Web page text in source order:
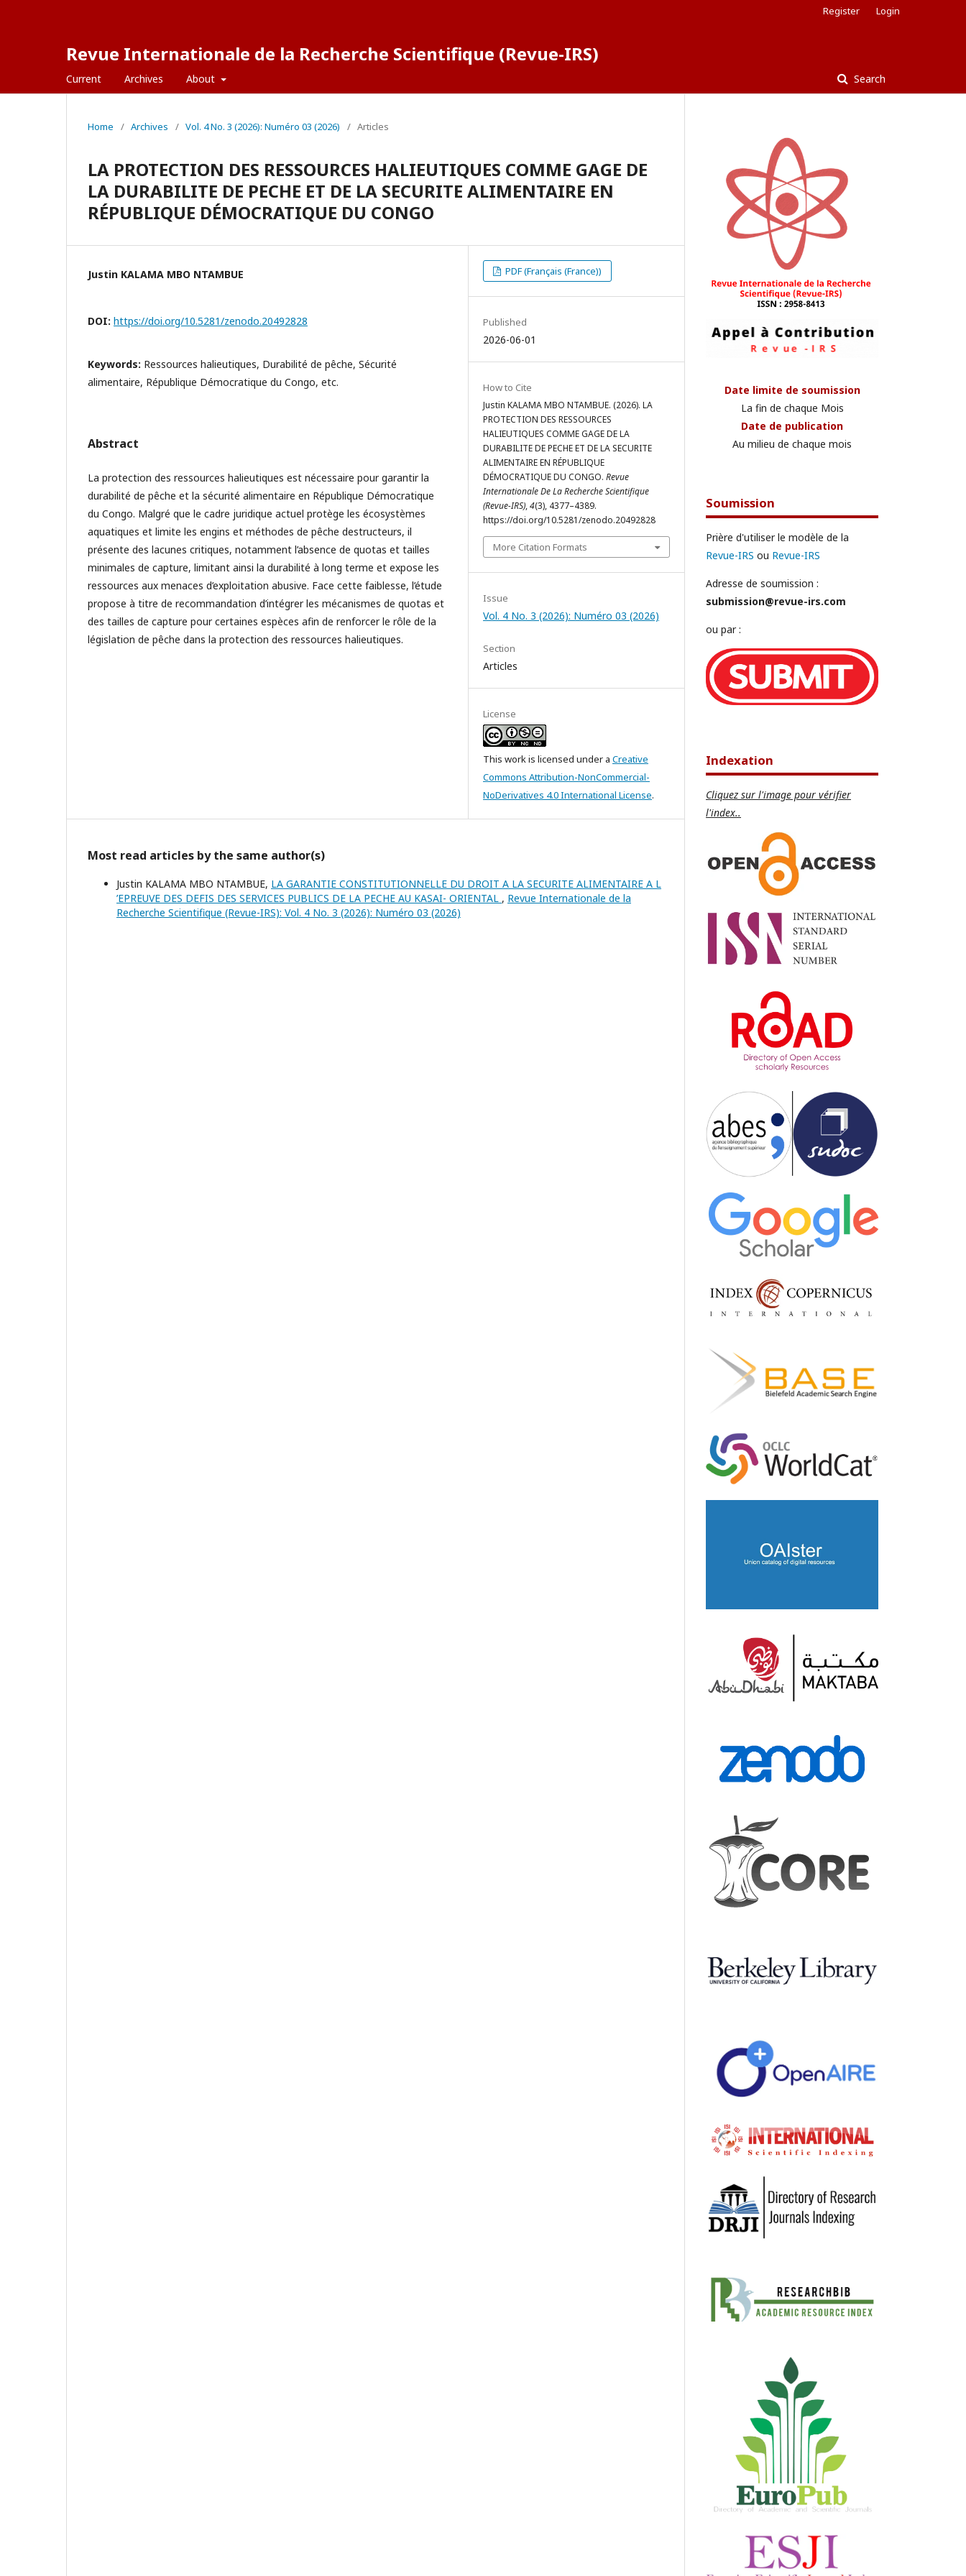
Revue Internationale de la Recherche Scientifique (Revue-IRS)
Current Archives About Search
Register Login
Home / Archives / Vol. 4 No. 3 (2026): Numéro 03 (2026) / Articles
LA PROTECTION DES RESSOURCES HALIEUTIQUES COMME GAGE DE
LA DURABILITE DE PECHE ET DE LA SECURITE ALIMENTAIRE EN
RÉPUBLIQUE DÉMOCRATIQUE DU CONGO
Justin KALAMA MBO NTAMBUE
DOI: https://doi.org/10.5281/zenodo.20492828
Keywords: Ressources halieutiques, Durabilité de pêche, Sécurité
alimentaire, République Démocratique du Congo, etc.
Abstract
La protection des ressources halieutiques est nécessaire pour garantir la
durabilité de pêche et la sécurité alimentaire en République Démocratique
du Congo. Malgré que le cadre juridique actuel protège les écosystèmes
aquatiques et limite les engins et méthodes de pêche destructeurs, il
présente des lacunes critiques, notamment l’absence de quotas et tailles
minimales de capture, limitant ainsi la durabilité à long terme et expose les
ressources aux menaces d’exploitation abusive. Face cette faiblesse, l’étude
propose à titre de recommandation d’intégrer les mécanismes de quotas et
des tailles de capture pour certaines espèces afin de renforcer le rôle de la
législation de pêche dans la protection des ressources halieutiques.
PDF (Français (France))
Published
2026-06-01
How to Cite
Justin KALAMA MBO NTAMBUE. (2026). LA
PROTECTION DES RESSOURCES
HALIEUTIQUES COMME GAGE DE LA
DURABILITE DE PECHE ET DE LA SECURITE
ALIMENTAIRE EN RÉPUBLIQUE
DÉMOCRATIQUE DU CONGO. Revue
Internationale De La Recherche Scientifique
(Revue-IRS),4(3), 4377–4389.
https://doi.org/10.5281/zenodo.20492828
More Citation Formats
Issue
Vol. 4 No. 3 (2026): Numéro 03 (2026)
Section
Articles
License
This work is licensed under a Creative
Commons Attribution-NonCommercial-
NoDerivatives 4.0 International License.
Most read articles by the same author(s)
Justin KALAMA MBO NTAMBUE, LA GARANTIE CONSTITUTIONNELLE DU DROIT A LA SECURITE ALIMENTAIRE A L
’EPREUVE DES DEFIS DES SERVICES PUBLICS DE LA PECHE AU KASAI- ORIENTAL , Revue Internationale de la
Recherche Scientifique (Revue-IRS): Vol. 4 No. 3 (2026): Numéro 03 (2026)
Date limite de soumission
La fin de chaque Mois
Date de publication
Au milieu de chaque mois
Soumission
Prière d'utiliser le modèle de la
Revue-IRS ou Revue-IRS
Adresse de soumission :
submission@revue-irs.com
ou par :
Indexation
Cliquez sur l'image pour vérifier
l'index..